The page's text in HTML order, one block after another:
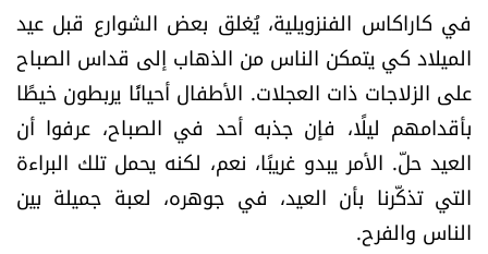
في كاراكاس الفنزويلية، يُغلق بعض الشوارع قبل عيد
الميلاد كي يتمكن الناس من الذهاب إلى قداس الصباح
على الزلاجات ذات العجلات. الأطفال أحيانًا يربطون خيطًا
بأقدامهم ليلًا، فإن جذبه أحد في الصباح، عرفوا أن
العيد حلّ. الأمر يبدو غريبًا، نعم، لكنه يحمل تلك البراءة
التي تذكّرنا بأن العيد، في جوهره، لعبة جميلة بين
الناس والفرح.